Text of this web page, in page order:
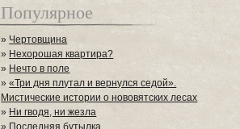
Популярное
» Чертовщина
» Нехорошая квартира?
» Нечто в поле
»«Три дня плутал и вернулся седой».
Мистические истории о нововятских лесах
» Ни гводя, ни жезла
» Последняя бутылка